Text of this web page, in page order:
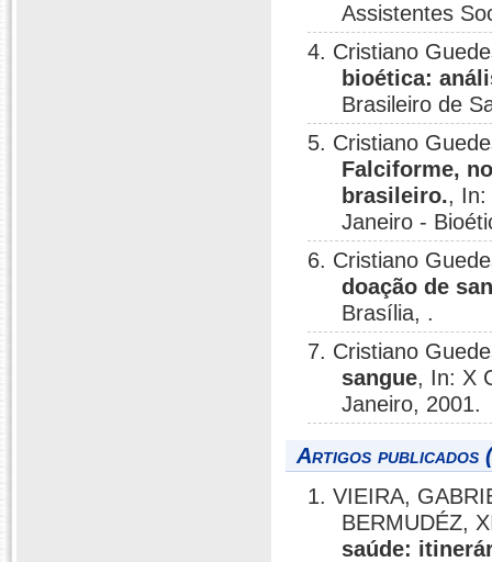
Assistentes
4. Cristiano
bioética:
Brasileiro de
5. Cristiano
Falciforme,
brasileiro., In:
Janeiro -
6. Cristiano
doação de
Brasília, .
7. Cristiano
sangue, In: X
Janeiro, 2001.
Artigos publicados
1. VIEIRA,
BERMUDÉZ,
saúde: